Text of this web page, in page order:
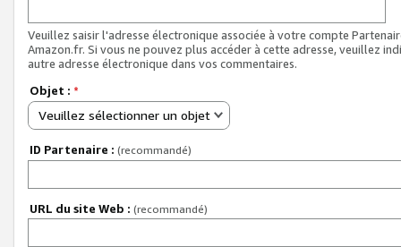
Veuillez saisir l'adresse électronique associée à votre compte
Amazon.fr. Si vous ne pouvez plus accéder à cette adresse, veuillez
autre adresse électronique dans vos commentaires.
Objet : *
Veuillez sélectionner un objet
ID Partenaire : (recommandé)
URL du site Web : (recommandé)